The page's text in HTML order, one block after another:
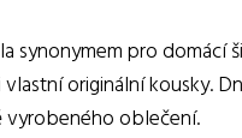
synonymem pro domácí
originální kousky.
vyrobeného oblečení.